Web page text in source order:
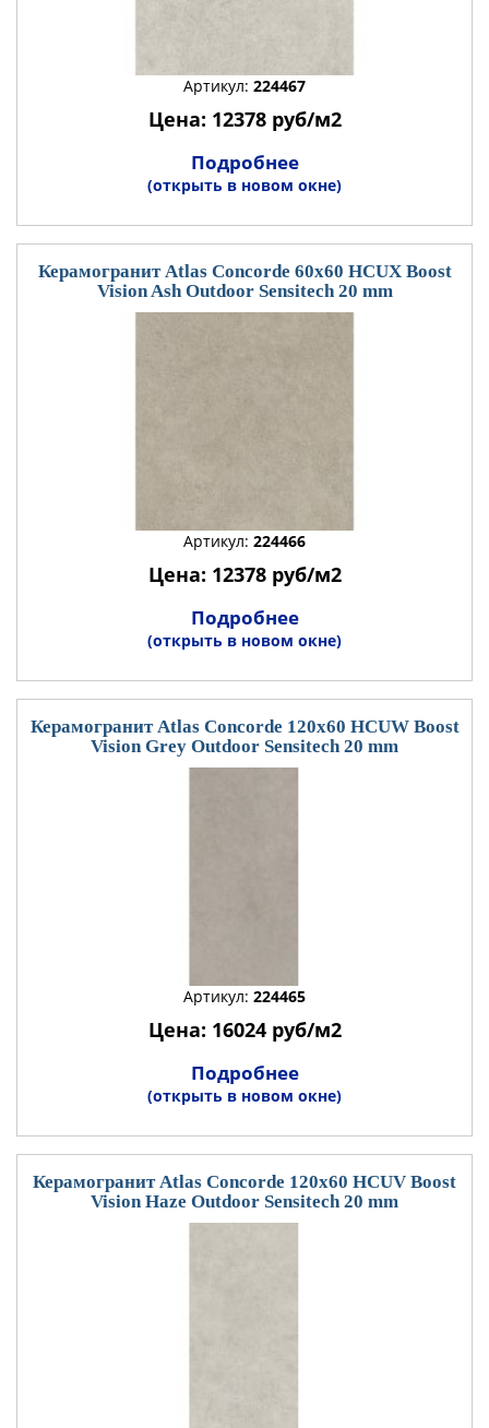
Артикул: 224467
Цена: 12378 руб/м2
Подробнее
(открыть в новом окне)
Керамогранит Atlas Concorde 60x60 HCUX Boost
Vision Ash Outdoor Sensitech 20 mm
Артикул: 224466
Цена: 12378 руб/м2
Подробнее
(открыть в новом окне)
Керамогранит Atlas Concorde 120x60 HCUW Boost
Vision Grey Outdoor Sensitech 20 mm
Артикул: 224465
Цена: 16024 руб/м2
Подробнее
(открыть в новом окне)
Керамогранит Atlas Concorde 120x60 HCUV Boost
Vision Haze Outdoor Sensitech 20 mm